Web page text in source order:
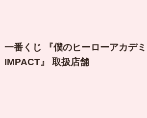
一番くじ 『僕のヒーローアカデ
IMPACT』 取扱店舗